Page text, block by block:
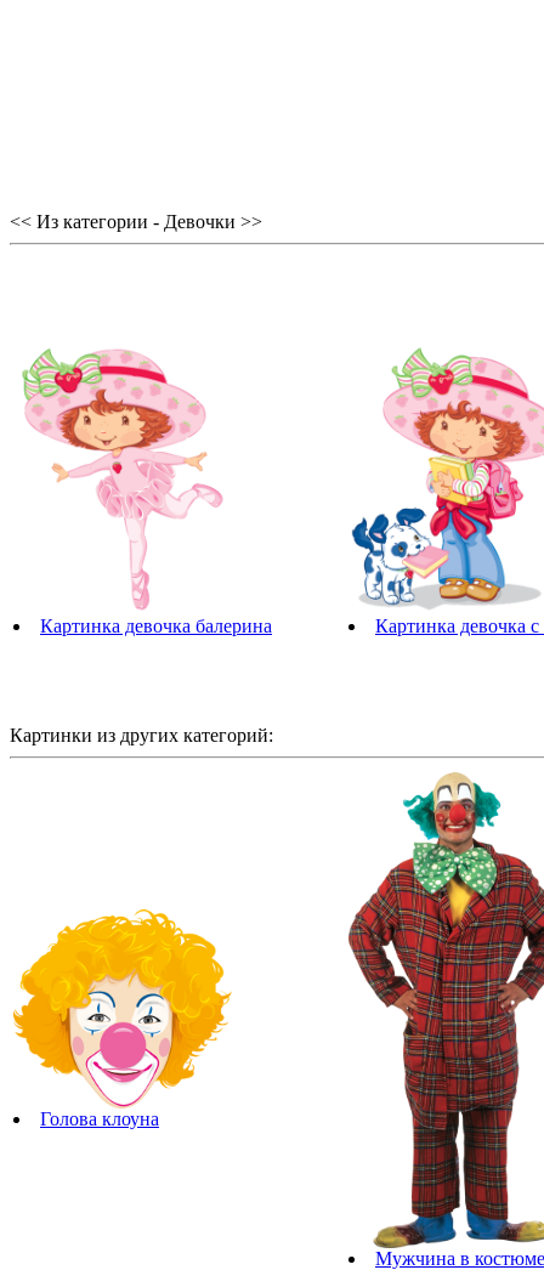
<< Из категории - Девочки >>
Картинка девочка балерина Картинка девочка с
Картинки из других категорий:
Голова клоуна
Мужчина в